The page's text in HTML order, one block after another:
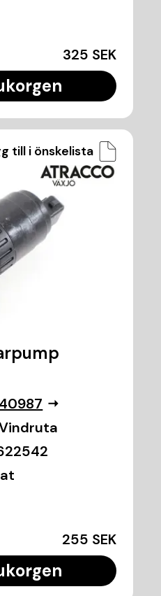
325 SEK
till i önskelista
255 SEK